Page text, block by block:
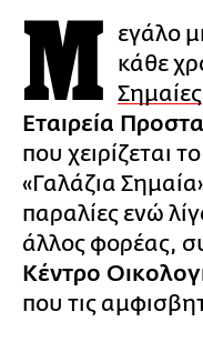
Μ
εγάλο
κάθε
Σημαίες
Εταιρεία
που χειρίζεται
«Γαλάζια
παραλίες ενώ
άλλος φορέας,
Κέντρο
που τις